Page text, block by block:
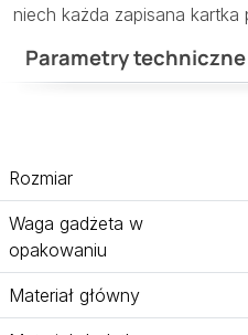
niech każda zapisana
Parametry
Rozmiar
Waga gadżeta w
opakowaniu
Materiał główny